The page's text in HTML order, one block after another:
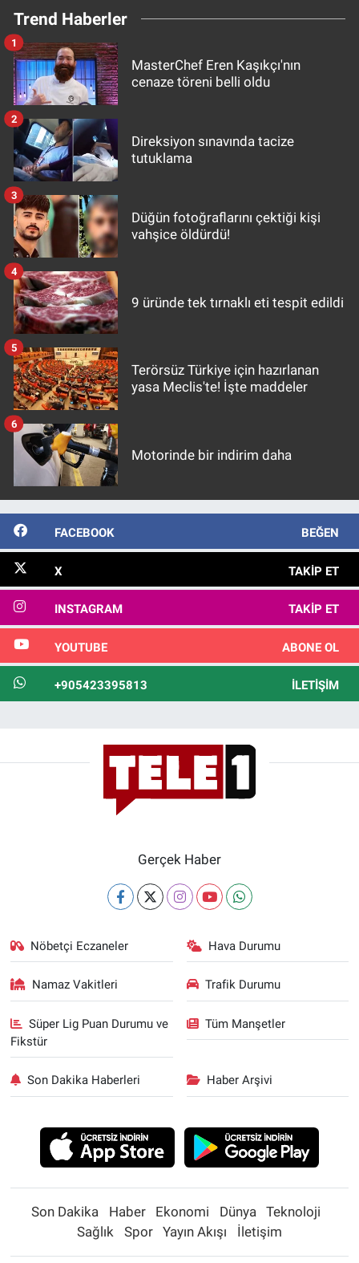
Trend Haberler
MasterChef Eren Kaşıkçı'nın
cenaze töreni belli oldu
1
Direksiyon sınavında tacize
tutuklama
2
Düğün fotoğraflarını çektiği kişi
vahşice öldürdü!
3
9 üründe tek tırnaklı eti tespit edildi
4
Terörsüz Türkiye için hazırlanan
yasa Meclis'te! İşte maddeler
5
Motorinde bir indirim daha
6
FACEBOOK BEĞEN
X TAKIP ET
INSTAGRAM TAKIP ET
YOUTUBE ABONE OL
+905423395813 İLETIŞIM
Gerçek Haber
Nöbetçi Eczaneler Hava Durumu
Namaz Vakitleri Trafik Durumu
Süper Lig Puan Durumu ve
Fikstür
Tüm Manşetler
Son Dakika Haberleri Haber Arşivi
Son Dakika Haber Ekonomi Dünya
Teknoloji
Sağlık
Spor Yayın Akışı İletişim